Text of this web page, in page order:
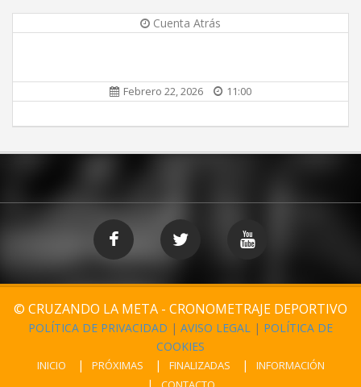
Cuenta Atrás
Febrero 22, 2026 11:00
© CRUZANDO LA META - CRONOMETRAJE DEPORTIVO
POLÍTICA DE PRIVACIDAD | AVISO LEGAL | POLÍTICA DE
COOKIES
INICIO PRÓXIMAS FINALIZADAS
INFORMACIÓN